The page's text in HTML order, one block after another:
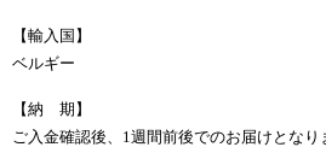
【輸入国】
ベルギー
【納 期】
ご入金確認後、1週間前後でのお届けとなり